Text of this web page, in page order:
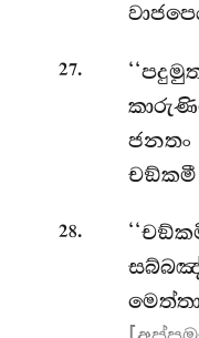
27.
චඞ්කමී
28.